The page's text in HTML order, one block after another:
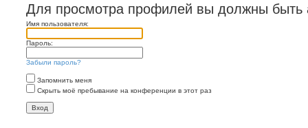
Для просмотра профилей вы должны быть
Имя пользователя:
Пароль:
Забыли пароль?
Запомнить меня
Скрыть моё пребывание на конференции в этот раз